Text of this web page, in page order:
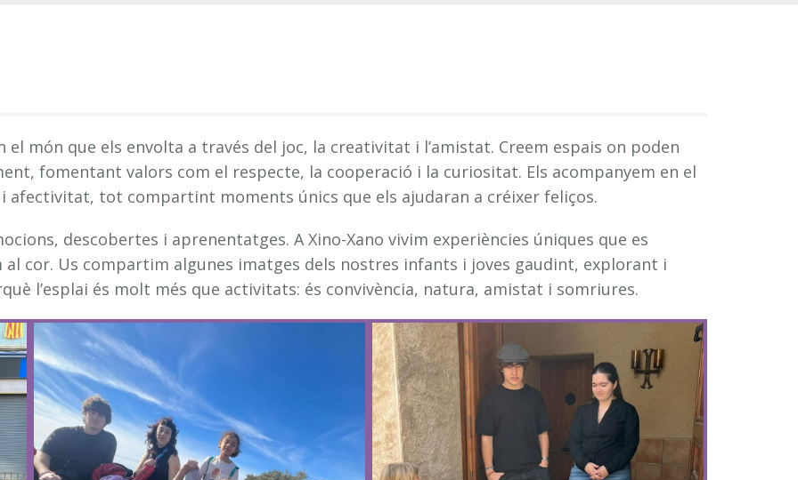
el món que els envolta a través del joc, la creativitat i l’amistat. Creem espais on poden
fomentant valors com el respecte, la cooperació i la curiositat. Els acompanyem en el
afectivitat, tot compartint moments únics que els ajudaran a créixer feliços.
descobertes i aprenentatges. A Xino-Xano vivim experiències úniques que es
cor. Us compartim algunes imatges dels nostres infants i joves gaudint, explorant i
l’esplai és molt més que activitats: és convivència, natura, amistat i somriures.